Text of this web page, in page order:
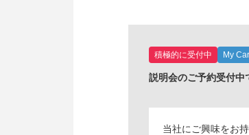
積極的に受付中 My
説明会のご予約受付中
当社にご興味をお